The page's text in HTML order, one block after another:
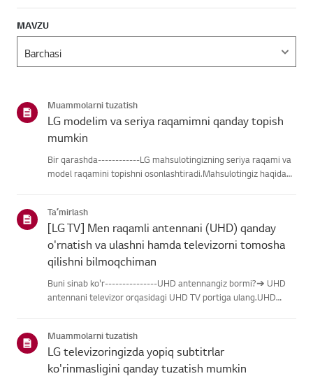
MAVZU
Muammolarni tuzatish
LG modelim va seriya raqamimni qanday topish
mumkin
Bir qarashda------------LG mahsulotingizning seriya raqami va
model raqamini topishni osonlashtiradi.Mahsulotingiz haqidagi
Taʼmirlash
[LG TV] Men raqamli antennani (UHD) qanday
o'rnatish va ulashni hamda televizorni tomosha
qilishni bilmoqchiman
Buni sinab ko'r---------------UHD antennangiz bormi?➔ UHD
antennani televizor orqasidagi UHD TV portiga ulang.UHD
joyga o'rn...
Muammolarni tuzatish
LG televizoringizda yopiq subtitrlar
ko'rinmasligini qanday tuzatish mumkin